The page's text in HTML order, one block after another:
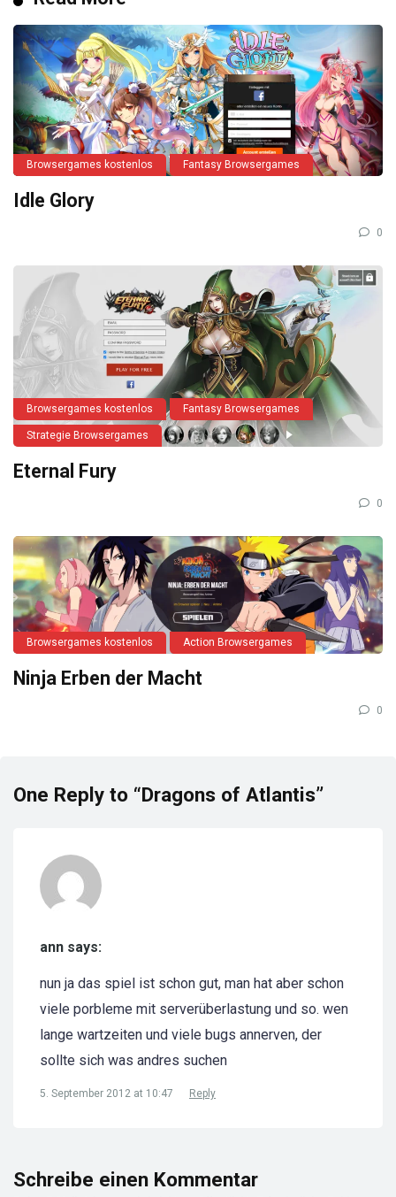
Browsergames kostenlos Fantasy Browsergames
Idle Glory
0
Browsergames kostenlos Fantasy Browsergames
Strategie Browsergames
Eternal Fury
0
Browsergames kostenlos Action Browsergames
Ninja Erben der Macht
0
One Reply to “Dragons of Atlantis”
ann says:
nun ja das spiel ist schon gut, man hat aber schon
viele porbleme mit serverüberlastung und so. wen
lange wartzeiten und viele bugs annerven, der
sollte sich was andres suchen
5. September 2012 at 10:47 Reply
Schreibe einen Kommentar